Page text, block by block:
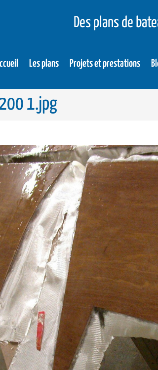
Des plans de
Les plans Projets et prestations
1.jpg